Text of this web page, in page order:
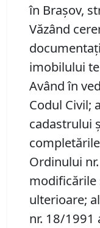
în Brașov,
Văzând
imobilului
Având în
Codul Civil;
cadastrului
Ordinului
ulterioare;
nr. 18/1991